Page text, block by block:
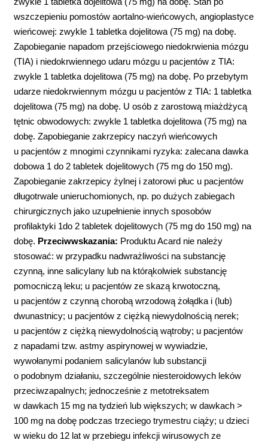
wszczepieniu pomostów aortalno-wieńcowych, angioplastyce
wieńcowej: zwykle 1 tabletka dojelitowa (75 mg) na dobę.
Zapobieganie napadom przejściowego niedokrwienia mózgu
(TIA) i niedokrwiennego udaru mózgu u pacjentów z TIA:
zwykle 1 tabletka dojelitowa (75 mg) na dobę. Po przebytym
udarze niedokrwiennym mózgu u pacjentów z TIA: 1 tabletka
dojelitowa (75 mg) na dobę. U osób z zarostową miażdżycą
tętnic obwodowych: zwykle 1 tabletka dojelitowa (75 mg) na
dobę. Zapobieganie zakrzepicy naczyń wieńcowych
u pacjentów z mnogimi czynnikami ryzyka: zalecana dawka
dobowa 1 do 2 tabletek dojelitowych (75 mg do 150 mg).
Zapobieganie zakrzepicy żylnej i zatorowi płuc u pacjentów
długotrwale unieruchomionych, np. po dużych zabiegach
chirurgicznych jako uzupełnienie innych sposobów
profilaktyki 1do 2 tabletek dojelitowych (75 mg do 150 mg) na
dobę. Przeciwwskazania: Produktu Acard nie należy
stosować: w przypadku nadwrażliwości na substancję
czynną, inne salicylany lub na którąkolwiek substancję
pomocniczą leku; u pacjentów ze skazą krwotoczną,
u pacjentów z czynną chorobą wrzodową żołądka i (lub)
dwunastnicy; u pacjentów z ciężką niewydolnością nerek;
u pacjentów z ciężką niewydolnością wątroby; u pacjentów
z napadami tzw. astmy aspirynowej w wywiadzie,
wywołanymi podaniem salicylanów lub substancji
o podobnym działaniu, szczególnie niesteroidowych leków
przeciwzapalnych; jednocześnie z metotreksatem
w dawkach 15 mg na tydzień lub większych; w dawkach >
100 mg na dobę podczas trzeciego trymestru ciąży; u dzieci
w wieku do 12 lat w przebiegu infekcji wirusowych ze